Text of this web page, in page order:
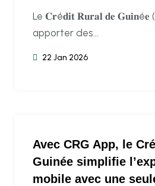
Le 𝐂𝐫é𝐝𝐢𝐭 𝐑𝐮𝐫𝐚𝐥 𝐝𝐞
apporter des...
22 Jan 2026
Avec CRG App, le
Guinée simplifie
mobile avec une